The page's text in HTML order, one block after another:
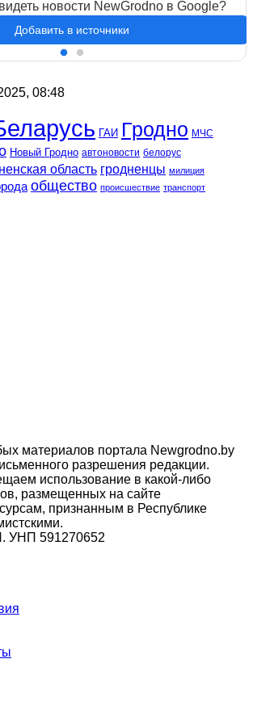
новости NewGrodno в Google?
Добавить в источники
08:48
ГАИ Гродно МЧС
Новый Гродно автоновости белорус
область гродненцы милиция
общество происшествие транспорт
материалов портала Newgrodno.by
разрешения редакции.
использование в какой-либо
размещенных на сайте
признанным в Республике
УНП 591270652